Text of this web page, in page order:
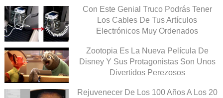
Con Este Genial Truco Podrás Tener
Los Cables De Tus Artículos
Electrónicos Muy Ordenados
Zootopia Es La Nueva Película De
Disney Y Sus Protagonistas Son Unos
Divertidos Perezosos
Rejuvenecer De Los 100 Años A Los 20